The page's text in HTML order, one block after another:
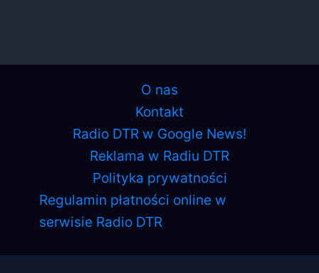
O nas
Kontakt
Radio DTR w Google News!
Reklama w Radiu DTR
Polityka prywatności
Regulamin płatności online w
serwisie Radio DTR